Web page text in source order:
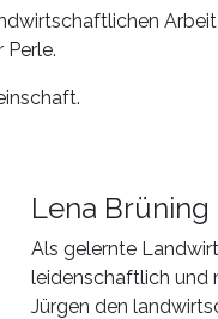
Lena Brüning
Als gelernte
leidenschaftlich und
Jürgen den